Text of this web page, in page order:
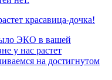
красавица-дочка!
ЭКО в вашей
у нас растет
на достигнутом